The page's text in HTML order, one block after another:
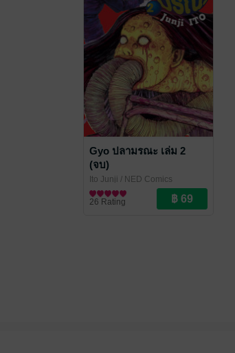
Gyo ปลามรณะ เล่ม 2
(จบ)
Ito Junji / NED Comics
การ์ตูนทั่วไป
26 Rating